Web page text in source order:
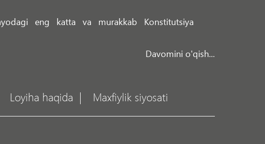
eng katta va murakkab Konstitutsiya
Davomini o'qish...
Loyiha haqida Maxfiylik siyosati